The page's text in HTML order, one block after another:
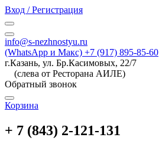
Вход / Регистрация
info@s-nezhnostyu.ru
(WhatsApp и Макс) +7 (917) 895-85-60
г.Казань, ул. Бр.Касимовых, 22/7
(слева от Ресторана АИЛЕ)
Обратный звонок
Корзина
+ 7 (843) 2-121-131